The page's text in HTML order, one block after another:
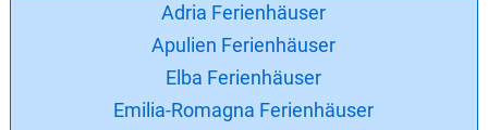
Adria Ferienhäuser
Apulien Ferienhäuser
Elba Ferienhäuser
Emilia-Romagna Ferienhäuser